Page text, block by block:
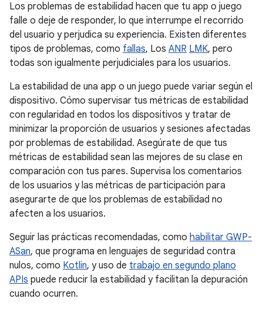
Los problemas de estabilidad hacen que tu app o juego
falle o deje de responder, lo que interrumpe el recorrido
del usuario y perjudica su experiencia. Existen diferentes
tipos de problemas, como fallas, Los ANR LMK, pero
todas son igualmente perjudiciales para los usuarios.
La estabilidad de una app o un juego puede variar según el
dispositivo. Cómo supervisar tus métricas de estabilidad
con regularidad en todos los dispositivos y tratar de
minimizar la proporción de usuarios y sesiones afectadas
por problemas de estabilidad. Asegúrate de que tus
métricas de estabilidad sean las mejores de su clase en
comparación con tus pares. Supervisa los comentarios
de los usuarios y las métricas de participación para
asegurarte de que los problemas de estabilidad no
afecten a los usuarios.
Seguir las prácticas recomendadas, como habilitar GWP-
ASan, que programa en lenguajes de seguridad contra
nulos, como Kotlin, y uso de trabajo en segundo plano
APIs puede reducir la estabilidad y facilitan la depuración
cuando ocurren.